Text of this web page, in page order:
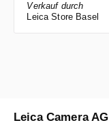
Verkauf durch
Leica Store Basel
Leica Camera AG